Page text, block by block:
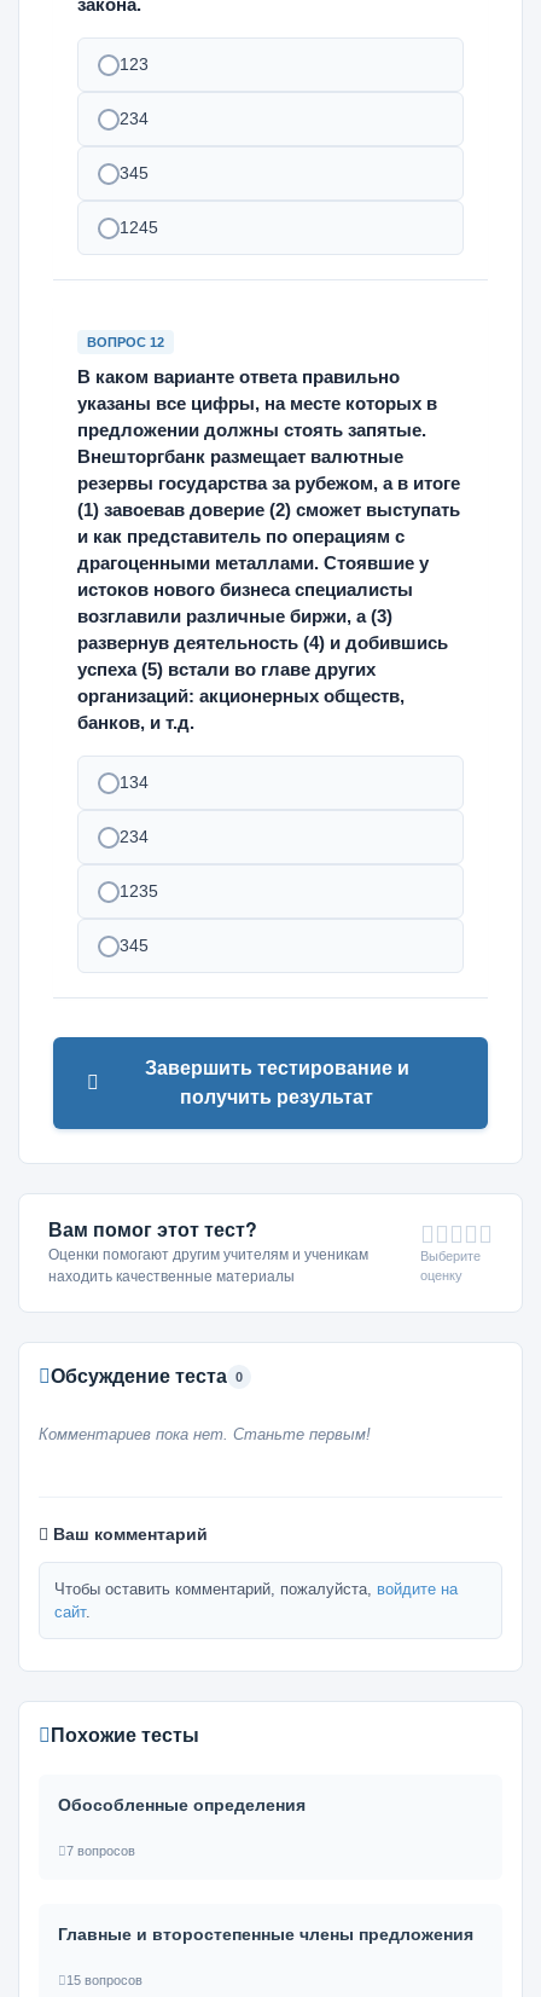
закона.
123
234
345
1245
ВОПРОС 12
В каком варианте ответа правильно
указаны все цифры, на месте которых в
предложении должны стоять запятые.
Внешторгбанк размещает валютные
резервы государства за рубежом, а в итоге
(1) завоевав доверие (2) сможет выступать
и как представитель по операциям с
драгоценными металлами. Стоявшие у
истоков нового бизнеса специалисты
возглавили различные биржи, а (3)
развернув деятельность (4) и добившись
успеха (5) встали во главе других
организаций: акционерных обществ,
банков, и т.д.
134
234
1235
345
Завершить тестирование и
получить результат
Вам помог этот тест?
Оценки помогают другим учителям и ученикам
находить качественные материалы
Выберите
оценку
Обсуждение теста 0
Комментариев пока нет. Станьте первым!
Ваш комментарий
Чтобы оставить комментарий, пожалуйста, войдите на
сайт.
Похожие тесты
Обособленные определения
7 вопросов
Главные и второстепенные члены предложения
15 вопросов